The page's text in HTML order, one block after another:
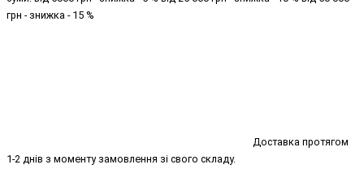
грн - знижка - 15 %
Доставка протягом
1-2 днів з моменту замовлення зі свого складу.